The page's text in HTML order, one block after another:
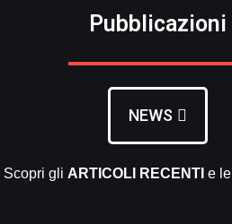
Pubblicazioni
NEWS
Scopri gli ARTICOLI RECENTI e le